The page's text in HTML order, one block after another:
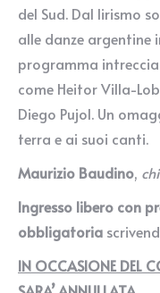
del Sud. Dal lirismo
alle danze argentine
programma
come Heitor Villa-
Diego Pujol. Un
terra e ai suoi canti.
Maurizio Baudino,
Ingresso libero con
obbligatoria
IN OCCASIONE DEL